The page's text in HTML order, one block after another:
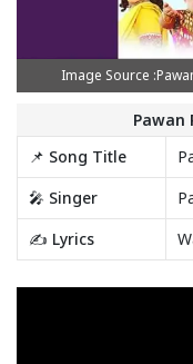
Image Source
Pawan
📌 Song Title
🎤 Singer
✍️ Lyrics